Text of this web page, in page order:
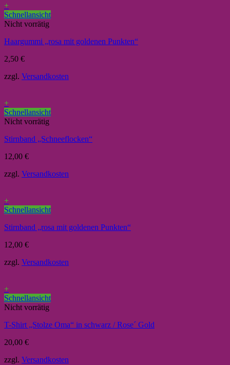
+
Schnellansicht
Nicht vorrätig
Haargummi „rosa mit goldenen Punkten“
2,50 €
zzgl. Versandkosten
+
Schnellansicht
Nicht vorrätig
Stirnband „Schneeflocken“
12,00 €
zzgl. Versandkosten
+
Schnellansicht
Stirnband „rosa mit goldenen Punkten“
12,00 €
zzgl. Versandkosten
+
Schnellansicht
Nicht vorrätig
T-Shirt „Stolze Oma“ in schwarz / Rose´ Gold
20,00 €
zzgl. Versandkosten